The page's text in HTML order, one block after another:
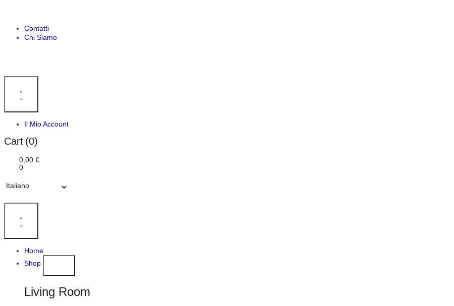
Contatti
Chi Siamo
Il Mio Account
Cart (0)
0,00 €
0
Home
Shop
Living Room